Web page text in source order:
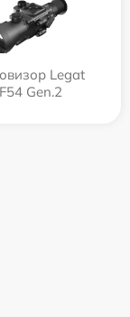
Legat
Gen.2